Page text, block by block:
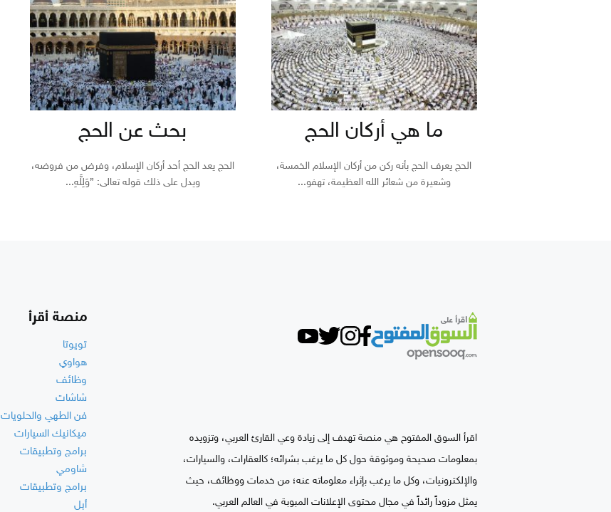
ما هي أركان الحج
الحج يعرف الحج بأنه ركن من أركان الإسلام الخمسة،
وشعيرة من شعائر الله العظيمة، تهفو...
بحث عن الحج
الحج يعد الحج أحد أركان الإسلام، وفرض من فروضه،
ويدل على ذلك قوله تعالى: {وَلِلَّهِ...
اقرأ السوق المفتوح هي منصة تهدف إلى زيادة وعي القارئ العربي، وتزويده
بمعلومات صحيحة وموثوقة حول كل ما يرغب بشرائه؛ كالعقارات، والسيارات،
والإلكترونيات، وكل ما يرغب بإثراء معلوماته عنه؛ من خدمات ووظائف، حيث
يمثل مزوداً رائداً في مجال محتوى الإعلانات المبوبة في العالم العربي.
منصة أقرأ
تويوتا
هواوي
وظائف
شاشات
فن الطهي والحلويات
ميكانيك السيارات
برامج وتطبيقات
شاومي
برامج وتطبيقات
أبل